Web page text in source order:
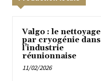
Valgo : le nettoyage
par cryogénie dans
l’industrie
réunionnaise
11/02/2026